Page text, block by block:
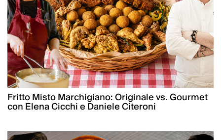
Fritto Misto Marchigiano: Originale vs. Gourmet
con Elena Cicchi e Daniele Citeroni